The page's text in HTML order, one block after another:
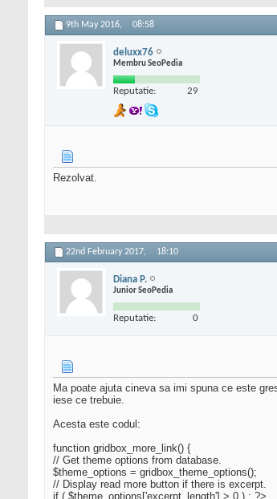
9th May 2016, 08:58
deluxx76
Membru SeoPedia
Reputatie: 29
Rezolvat.
22nd February 2017, 18:10
Diana P.
Junior SeoPedia
Reputatie: 0
Ma poate ajuta cineva sa imi spuna ce este
iese ce trebuie.
Acesta este codul:
function gridbox_more_link() {
// Get theme options from database.
$theme_options = gridbox_theme_options();
// Display read more button if there is excerpt.
if ( $theme_options['excerpt_length'] > 0 ) : ?>